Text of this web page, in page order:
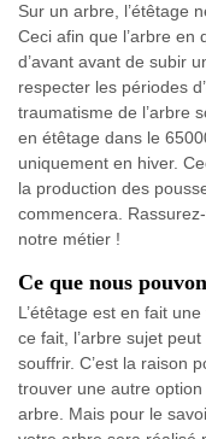
Sur un arbre, l’étêtage
Ceci afin que l’arbre en
d’avant avant de subir
respecter les périodes
traumatisme de l’arbre
en étêtage dans le
uniquement en hiver.
la production des
commencera.
notre métier !
Ce que nous
L’étêtage est en fait
ce fait, l’arbre sujet
souffrir. C’est la raison
trouver une autre
arbre. Mais pour le